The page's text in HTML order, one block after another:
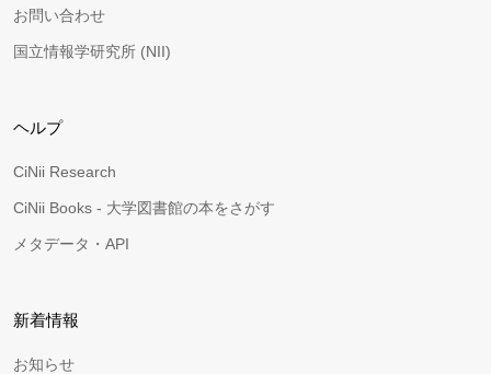
お問い合わせ
国立情報学研究所 (NII)
ヘルプ
CiNii Research
CiNii Books - 大学図書館の本をさがす
メタデータ・API
新着情報
お知らせ